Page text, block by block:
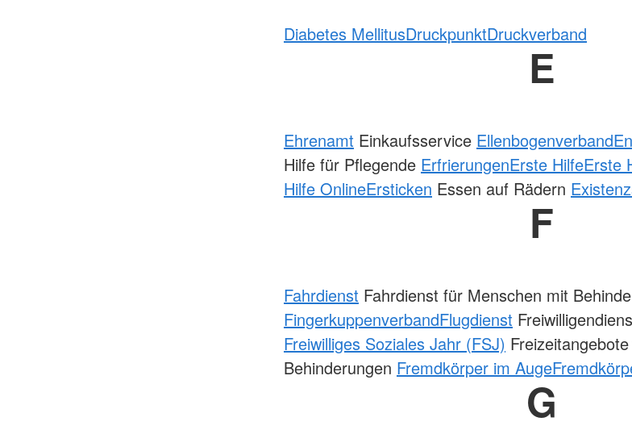
Diabetes MellitusDruckpunktDruckverband
E
Ehrenamt Einkaufsservice Ellenbogenverband
Hilfe für Pflegende ErfrierungenErste HilfeErste
Hilfe OnlineErsticken Essen auf Rädern
F
Fahrdienst Fahrdienst für Menschen mit
FingerkuppenverbandFlugdienst
Freiwilliges Soziales Jahr (FSJ)
Behinderungen Fremdkörper im Auge
G